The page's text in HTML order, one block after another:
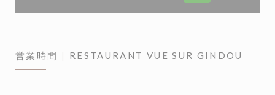
営業時間 RESTAURANT VUE SUR GINDOU